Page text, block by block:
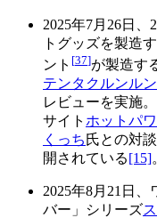
2025年7月26日
トグッズを製造
ント [37]が製造す
テンタクルンルン
レビューを実施
サイト ホットパ
くっち氏との対
開されている[15]
2025年8月21日
バー」シリーズ